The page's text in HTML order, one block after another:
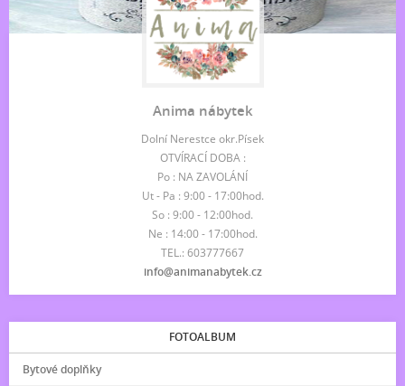
Anima nábytek
Dolní Nerestce okr.Písek
OTVÍRACÍ DOBA :
Po : NA ZAVOLÁNÍ
Ut - Pa : 9:00 - 17:00hod.
So : 9:00 - 12:00hod.
Ne : 14:00 - 17:00hod.
TEL.: 603777667
info@animanabytek.cz
FOTOALBUM
Bytové doplňky